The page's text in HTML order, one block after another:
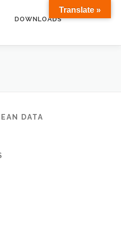
DOWNLOADS
DATA
Translate »